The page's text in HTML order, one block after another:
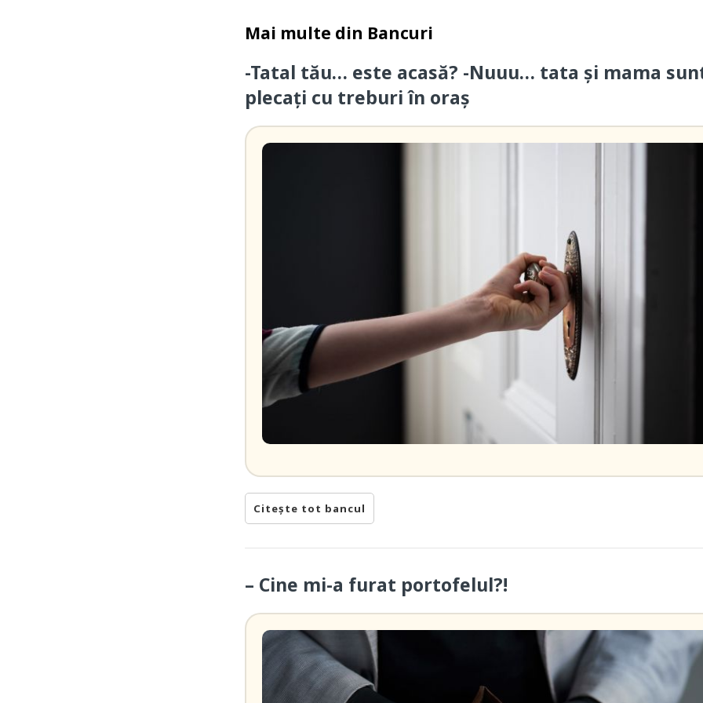
Mai multe din Bancuri
-Tatal tău… este acasă? -Nuuu… tata și mama
plecați cu treburi în oraș
Citește tot bancul
– Cine mi-a furat portofelul?!